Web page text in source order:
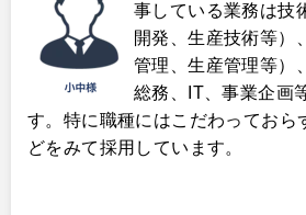
事している業務は技
開発、生産技術等）
管理、生産管理等）
総務、IT、事業企画
す。特に職種にはこだわっておら
どをみて採用しています。